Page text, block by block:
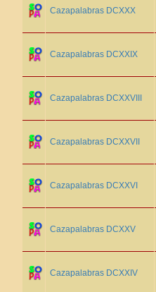
Cazapalabras DCXXX
Cazapalabras DCXXIX
Cazapalabras DCXXVIII
Cazapalabras DCXXVII
Cazapalabras DCXXVI
Cazapalabras DCXXV
Cazapalabras DCXXIV